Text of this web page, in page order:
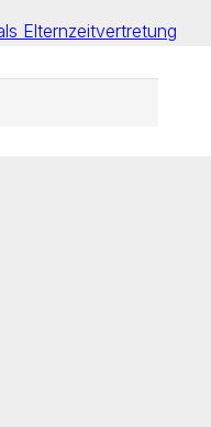
Elternzeitvertretung